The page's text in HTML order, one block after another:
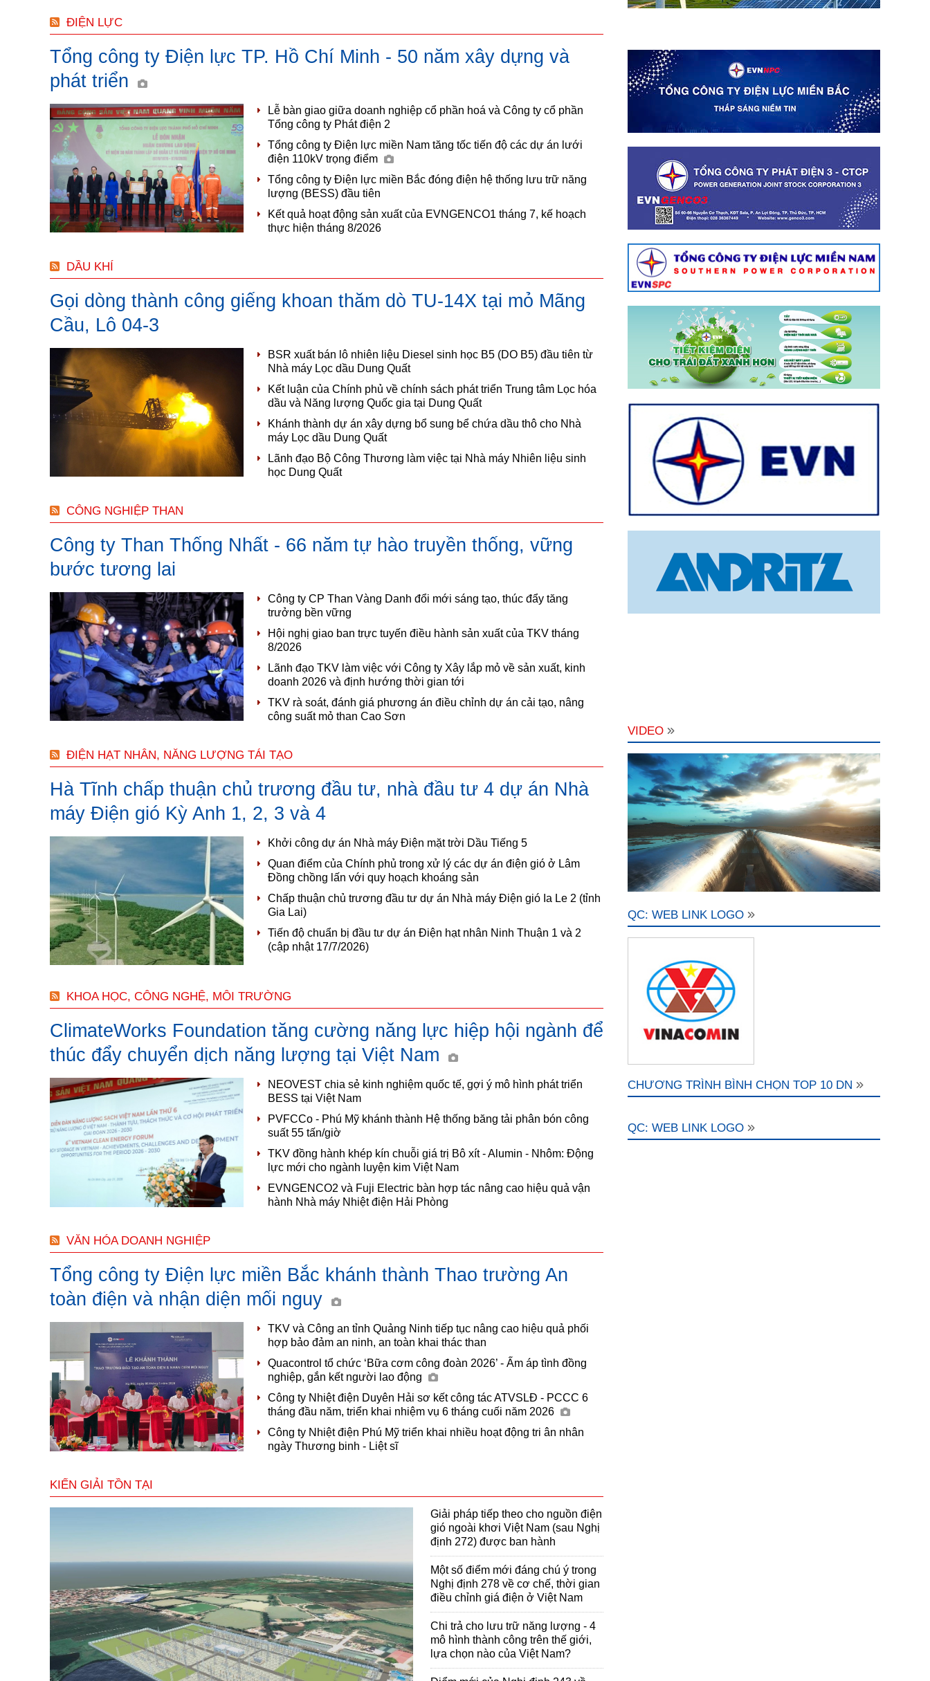
ĐIỆN LỰC
Tổng công ty Điện lực TP. Hồ Chí Minh - 50 năm xây dựng và
phát triển
Lễ bàn giao giữa doanh nghiệp cổ phần hoá và Công ty cổ phần
Tổng công ty Phát điện 2
Tổng công ty Điện lực miền Nam tăng tốc tiến độ các dự án lưới
điện 110kV trọng điểm
Tổng công ty Điện lực miền Bắc đóng điện hệ thống lưu trữ năng
lượng (BESS) đầu tiên
Kết quả hoạt động sản xuất của EVNGENCO1 tháng 7, kế hoạch
thực hiện tháng 8/2026
DẦU KHÍ
Gọi dòng thành công giếng khoan thăm dò TU-14X tại mỏ Mãng
Cầu, Lô 04-3
BSR xuất bán lô nhiên liệu Diesel sinh học B5 (DO B5) đầu tiên từ
Nhà máy Lọc dầu Dung Quất
Kết luận của Chính phủ về chính sách phát triển Trung tâm Lọc hóa
dầu và Năng lượng Quốc gia tại Dung Quất
Khánh thành dự án xây dựng bổ sung bể chứa dầu thô cho Nhà
máy Lọc dầu Dung Quất
Lãnh đạo Bộ Công Thương làm việc tại Nhà máy Nhiên liệu sinh
học Dung Quất
CÔNG NGHIỆP THAN
Công ty Than Thống Nhất - 66 năm tự hào truyền thống, vững
bước tương lai
Công ty CP Than Vàng Danh đổi mới sáng tạo, thúc đẩy tăng
trưởng bền vững
Hội nghị giao ban trực tuyến điều hành sản xuất của TKV tháng
8/2026
Lãnh đạo TKV làm việc với Công ty Xây lắp mỏ về sản xuất, kinh
doanh 2026 và định hướng thời gian tới
TKV rà soát, đánh giá phương án điều chỉnh dự án cải tạo, nâng
công suất mỏ than Cao Sơn
ĐIỆN HẠT NHÂN, NĂNG LƯỢNG TÁI TẠO
Hà Tĩnh chấp thuận chủ trương đầu tư, nhà đầu tư 4 dự án Nhà
máy Điện gió Kỳ Anh 1, 2, 3 và 4
Khởi công dự án Nhà máy Điện mặt trời Dầu Tiếng 5
Quan điểm của Chính phủ trong xử lý các dự án điện gió ở Lâm
Đồng chồng lấn với quy hoạch khoáng sản
Chấp thuận chủ trương đầu tư dự án Nhà máy Điện gió Ia Le 2 (tỉnh
Gia Lai)
Tiến độ chuẩn bị đầu tư dự án Điện hạt nhân Ninh Thuận 1 và 2
(cập nhật 17/7/2026)
KHOA HỌC, CÔNG NGHỆ, MÔI TRƯỜNG
ClimateWorks Foundation tăng cường năng lực hiệp hội ngành để
thúc đẩy chuyển dịch năng lượng tại Việt Nam
NEOVEST chia sẻ kinh nghiệm quốc tế, gợi ý mô hình phát triển
BESS tại Việt Nam
PVFCCo - Phú Mỹ khánh thành Hệ thống băng tải phân bón công
suất 55 tấn/giờ
TKV đồng hành khép kín chuỗi giá trị Bô xít - Alumin - Nhôm: Động
lực mới cho ngành luyện kim Việt Nam
EVNGENCO2 và Fuji Electric bàn hợp tác nâng cao hiệu quả vận
hành Nhà máy Nhiệt điện Hải Phòng
VĂN HÓA DOANH NGHIỆP
Tổng công ty Điện lực miền Bắc khánh thành Thao trường An
toàn điện và nhận diện mối nguy
TKV và Công an tỉnh Quảng Ninh tiếp tục nâng cao hiệu quả phối
hợp bảo đảm an ninh, an toàn khai thác than
Quacontrol tổ chức ‘Bữa cơm công đoàn 2026’ - Ấm áp tình đồng
nghiệp, gắn kết người lao động
Công ty Nhiệt điện Duyên Hải sơ kết công tác ATVSLĐ - PCCC 6
tháng đầu năm, triển khai nhiệm vụ 6 tháng cuối năm 2026
Công ty Nhiệt điện Phú Mỹ triển khai nhiều hoạt động tri ân nhân
ngày Thương binh - Liệt sĩ
KIẾN GIẢI TỒN TẠI
Giải pháp tiếp theo cho nguồn điện
gió ngoài khơi Việt Nam (sau Nghị
định 272) được ban hành
Một số điểm mới đáng chú ý trong
Nghị định 278 về cơ chế, thời gian
điều chỉnh giá điện ở Việt Nam
Chi trả cho lưu trữ năng lượng - 4
mô hình thành công trên thế giới,
lựa chọn nào của Việt Nam?
VIDEO
QC: WEB LINK LOGO
CHƯƠNG TRÌNH BÌNH CHỌN TOP 10 DN
QC: WEB LINK LOGO